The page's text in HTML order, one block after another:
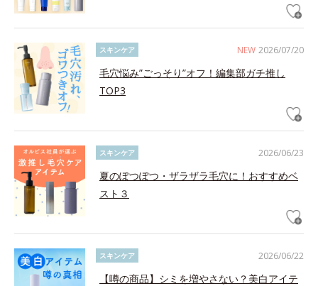
NEW 2026/07/20
スキンケア
毛穴悩み”ごっそり”オフ！編集部ガチ推し
TOP3
2026/06/23
スキンケア
夏のぽつぽつ・ザラザラ毛穴に！おすすめベ
スト３
2026/06/22
スキンケア
【噂の商品】シミを増やさない？美白アイテ